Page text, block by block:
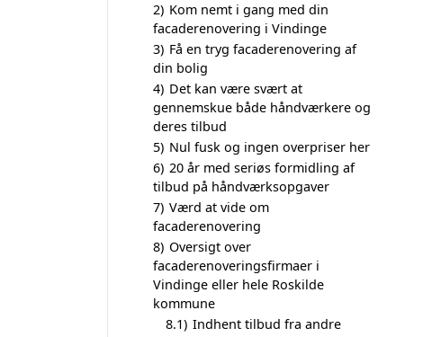
2) Kom nemt i gang med din
facaderenovering i Vindinge
3) Få en tryg facaderenovering af
din bolig
4) Det kan være svært at
gennemskue både håndværkere og
deres tilbud
5) Nul fusk og ingen overpriser her
6) 20 år med seriøs formidling af
tilbud på håndværksopgaver
7) Værd at vide om
facaderenovering
8) Oversigt over
facaderenoveringsfirmaer i
Vindinge eller hele Roskilde
kommune
8.1) Indhent tilbud fra andre